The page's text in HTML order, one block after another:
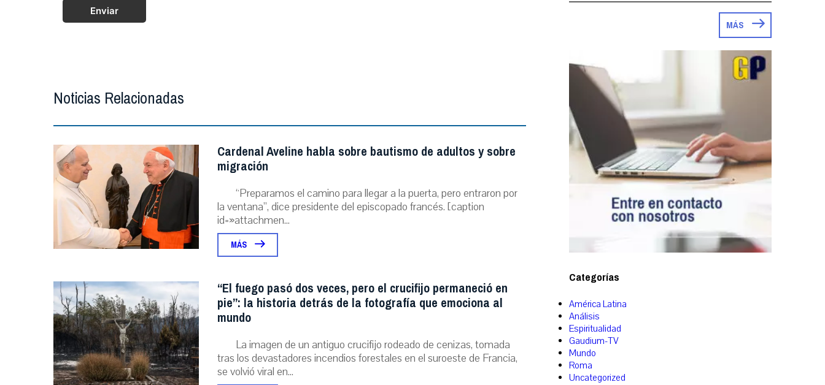
Enviar
Noticias Relacionadas
Cardenal Aveline habla sobre bautismo de adultos y sobre
migración
“Preparamos el camino para llegar a la puerta, pero entraron por
la ventana”, dice presidente del episcopado francés. [caption
id=»attachmen...
MÁS
“El fuego pasó dos veces, pero el crucifijo permaneció en
pie”: la historia detrás de la fotografía que emociona al
mundo
La imagen de un antiguo crucifijo rodeado de cenizas, tomada
tras los devastadores incendios forestales en el suroeste de Francia,
se volvió viral en...
MÁS
Categorías
América Latina
Análisis
Espiritualidad
Gaudium-TV
Mundo
Roma
Uncategorized